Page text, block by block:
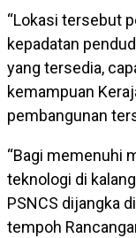
“Lokasi tersebut
kepadatan
yang tersedia,
kemampuan
pembangunan
“Bagi memenuhi
teknologi di
PSNCS dijangka
tempoh